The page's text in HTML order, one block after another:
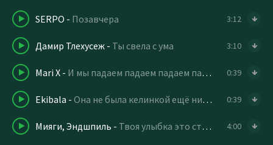
SERPO - Позавчера 3:12
Дамир Тлехусеж - Ты свела с ума 3:10
Mari X - И мы падаем падаем падаем падаем в небо 0:39
Ekibala - Она не была келинкой ещё никогда 0:39
Мияги, Эндшпиль - Твоя улыбка это стиль 4:00